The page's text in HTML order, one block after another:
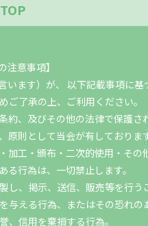
注意事項】
ます）が、 以下記載事項に基
ご了承の上、ご利用ください。
、及びその他の法律で保護さ
則として当会が有しております
工・頒布・二次的使用・その
行為は、一切禁止します。
し、掲示、送信、販売等を行う
与える行為、またはその恐れの
、信用を棄損する行為。